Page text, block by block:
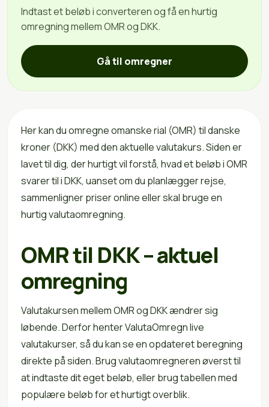
Indtast et beløb i converteren og få en hurtig
omregning mellem OMR og DKK.
Gå til omregner
Her kan du omregne omanske rial (OMR) til danske
kroner (DKK) med den aktuelle valutakurs. Siden er
lavet til dig, der hurtigt vil forstå, hvad et beløb i OMR
svarer til i DKK, uanset om du planlægger rejse,
sammenligner priser online eller skal bruge en
hurtig valutaomregning.
OMR til DKK – aktuel
omregning
Valutakursen mellem OMR og DKK ændrer sig
løbende. Derfor henter ValutaOmregn live
valutakurser, så du kan se en opdateret beregning
direkte på siden. Brug valutaomregneren øverst til
at indtaste dit eget beløb, eller brug tabellen med
populære beløb for et hurtigt overblik.